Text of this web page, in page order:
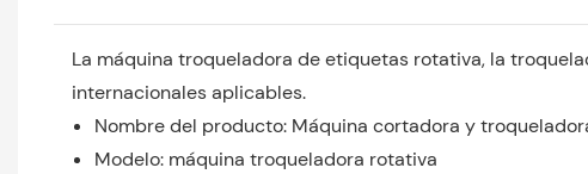
La máquina troqueladora de etiquetas rotativa, la
internacionales aplicables.
Nombre del producto: Máquina cortadora y
Modelo: máquina troqueladora rotativa